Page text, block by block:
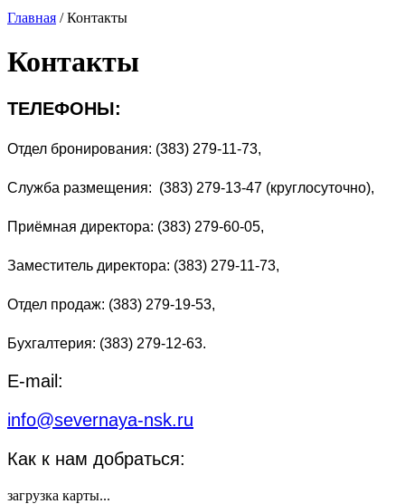
Главная /Контакты
Контакты
ТЕЛЕФОНЫ:
Отдел бронирования: (383) 279-11-73,
Служба размещения: (383) 279-13-47 (круглосуточно),
Приёмная директора: (383) 279-60-05,
Заместитель директора: (383) 279-11-73,
Отдел продаж: (383) 279-19-53,
Бухгалтерия: (383) 279-12-63.
E-mail:
info@severnaya-nsk.ru
Как к нам добраться:
загрузка карты...